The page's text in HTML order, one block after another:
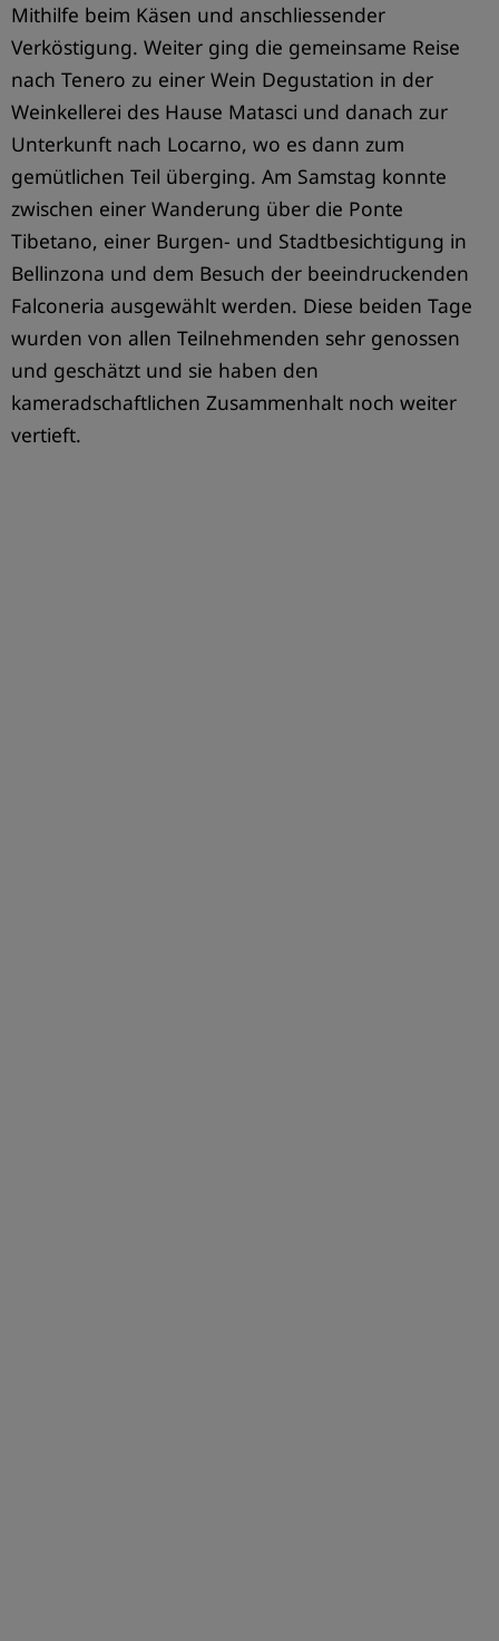
Mithilfe beim Käsen und anschliessender
Verköstigung. Weiter ging die gemeinsame Reise
nach Tenero zu einer Wein Degustation in der
Weinkellerei des Hause Matasci und danach zur
Unterkunft nach Locarno, wo es dann zum
gemütlichen Teil überging. Am Samstag konnte
zwischen einer Wanderung über die Ponte
Tibetano, einer Burgen- und Stadtbesichtigung in
Bellinzona und dem Besuch der beeindruckenden
Falconeria ausgewählt werden. Diese beiden Tage
wurden von allen Teilnehmenden sehr genossen
und geschätzt und sie haben den
kameradschaftlichen Zusammenhalt noch weiter
vertieft.
LITTAU BAHNHOF – ERFOLGREICHER PROJEKTABSCHLUSS
Firma
LEHRLINGSPROJEKT 2025
Firma